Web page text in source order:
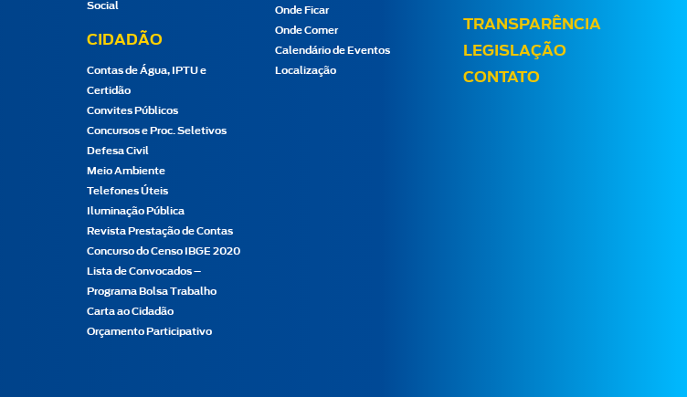
Social
CIDADÃO
Contas de Água, IPTU e
Certidão
Convites Públicos
Concursos e Proc. Seletivos
Defesa Civil
Meio Ambiente
Telefones Úteis
Iluminação Pública
Revista Prestação de Contas
Concurso do Censo IBGE 2020
Lista de Convocados –
Programa Bolsa Trabalho
Carta ao Cidadão
Orçamento Participativo
Onde Ficar
Onde Comer
Calendário de Eventos
Localização
TRANSPARÊNCIA
LEGISLAÇÃO
CONTATO